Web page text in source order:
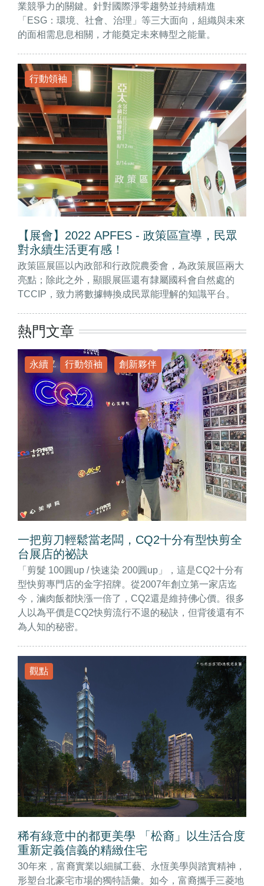
業競爭力的關鍵。針對國際淨零趨勢並持續精進
「ESG：環境、社會、治理」等三大面向，組織與未來
的面相需息息相關，才能奠定未來轉型之能量。
行動領袖
【展會】2022 APFES - 政策區宣導，民眾
對永續生活更有感！
政策區展區以內政部和行政院農委會，為政策展區兩大
亮點；除此之外，顯眼展區還有隸屬國科會自然處的
TCCIP，致力將數據轉換成民眾能理解的知識平台。
熱門文章
永續 行動領袖 創新夥伴
一把剪刀輕鬆當老闆，CQ2十分有型快剪全
台展店的祕訣
「剪髮 100圓up / 快速染 200圓up」，這是CQ2十分有
型快剪專門店的金字招牌。從2007年創立第一家店迄
今，滷肉飯都快漲一倍了，CQ2還是維持佛心價。很多
人以為平價是CQ2快剪流行不退的秘訣，但背後還有不
為人知的秘密。
觀點
稀有綠意中的都更美學 「松裔」以生活合度
重新定義信義的精緻住宅
30年來，富裔實業以細膩工藝、永恆美學與踏實精神，
形塑台北豪宅市場的獨特語彙。如今，富裔攜手三菱地